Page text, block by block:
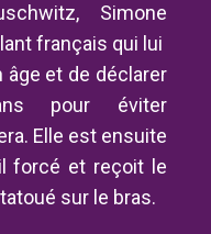
Simone
français qui lui
et de déclarer
pour éviter
Elle est ensuite
forcé et reçoit le
sur le bras.